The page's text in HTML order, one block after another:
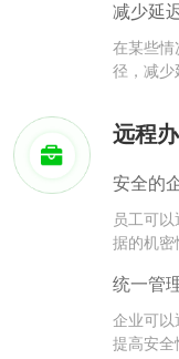
减少延
在某些
径，减少
远程
安全的
员工可
据的机密
统一管
企业可以
提高安全